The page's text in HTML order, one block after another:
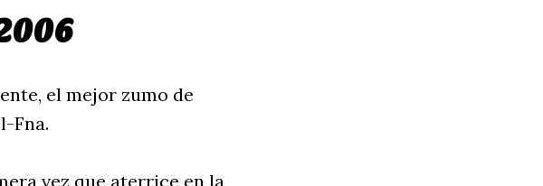
el mejor zumo de
Fna.
vez que aterrice en la